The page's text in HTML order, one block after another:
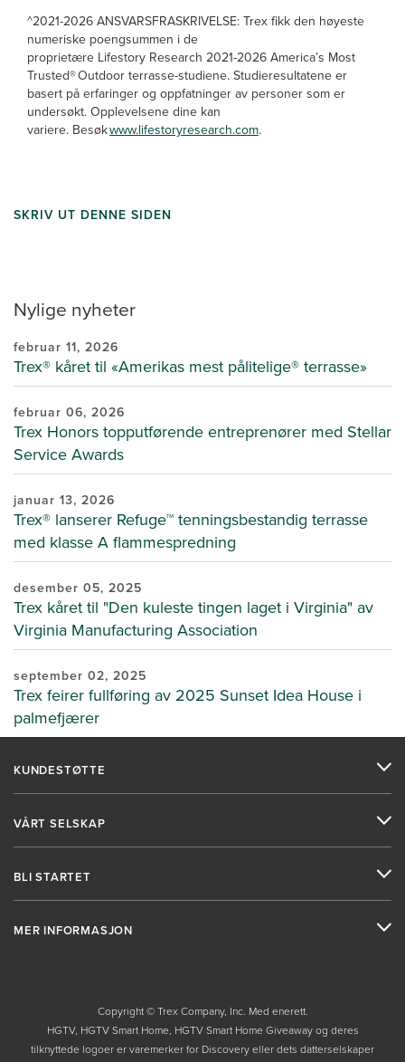
Nylige nyheter
februar 11, 2026
Trex® kåret til «Amerikas mest pålitelige® terrasse»
februar 06, 2026
Trex Honors topputførende entreprenører med Stellar
Service Awards
januar 13, 2026
Trex® lanserer Refuge™ tenningsbestandig terrasse
med klasse A flammespredning
desember 05, 2025
Trex kåret til "Den kuleste tingen laget i Virginia" av
Virginia Manufacturing Association
september 02, 2025
Trex feirer fullføring av 2025 Sunset Idea House i
palmefjærer
^2021-2026 ANSVARSFRASKRIVELSE: Trex fikk den høyeste
numeriske poengsummen i de
proprietære Lifestory Research 2021-2026 America’s Most
Trusted® Outdoor terrasse-studiene. Studieresultatene er
basert på erfaringer og oppfatninger av personer som er
undersøkt. Opplevelsene dine kan
variere. Besøkwww.lifestoryresearch.com.
SKRIV UT DENNE SIDEN
KUNDESTØTTE
VÅRT SELSKAP
BLI STARTET
MER INFORMASJON
Copyright © Trex Company, Inc. Med enerett.
HGTV, HGTV Smart Home, HGTV Smart Home Giveaway og deres
tilknyttede logoer er varemerker for Discovery eller dets datterselskaper